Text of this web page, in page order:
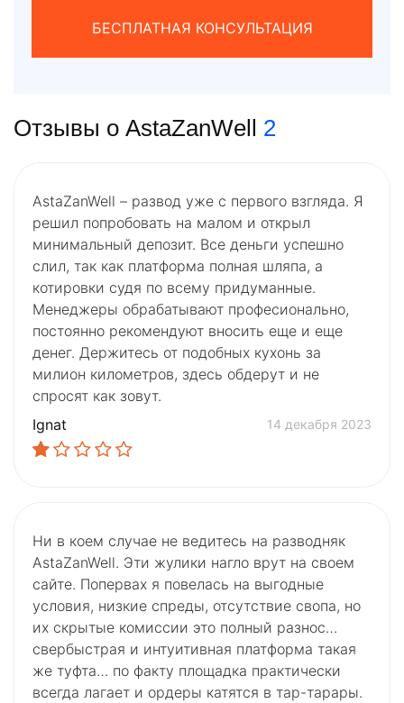
БЕСПЛАТНАЯ КОНСУЛЬТАЦИЯ
Отзывы о AstaZanWell 2
AstaZanWell – развод уже с первого взгляда. Я
решил попробовать на малом и открыл
минимальный депозит. Все деньги успешно
слил, так как платформа полная шляпа, а
котировки судя по всему придуманные.
Менеджеры обрабатывают професионально,
постоянно рекомендуют вносить еще и еще
денег. Держитесь от подобных кухонь за
милион километров, здесь обдерут и не
спросят как зовут.
Ignat
14 декабря 2023
Ни в коем случае не ведитесь на разводняк
AstaZanWell. Эти жулики нагло врут на своем
сайте. Попервах я повелась на выгодные
условия, низкие спреды, отсутствие свопа, но
их скрытые комиссии это полный разнос…
свербыстрая и интуитивная платформа такая
же туфта… по факту площадка практически
всегда лагает и ордеры катятся в тар-тарары.